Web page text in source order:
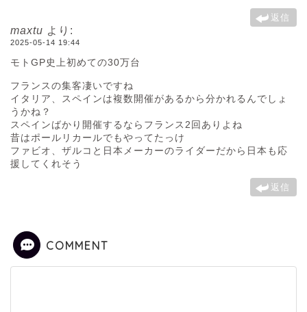
返信
maxtu より:
2025-05-14 19:44
モトGP史上初めての30万台
フランスの集客凄いですね
イタリア、スペインは複数開催があるから分かれるんでしょ
うかね？
スペインばかり開催するならフランス2回ありよね
昔はポールリカールでもやってたっけ
ファビオ、ザルコと日本メーカーのライダーだから日本も応
援してくれそう
返信
COMMENT